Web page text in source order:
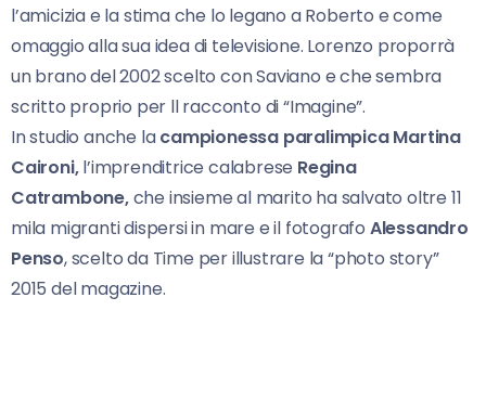
l’amicizia e la stima che lo legano a Roberto e come
omaggio alla sua idea di televisione. Lorenzo proporrà
un brano del 2002 scelto con Saviano e che sembra
scritto proprio per ll racconto di “Imagine”.
In studio anche lacampionessa paralimpica Martina
Caironi,l’imprenditrice calabrese Regina
Catrambone,che insieme al marito ha salvato oltre 11
mila migranti dispersi in mare e il fotografo Alessandro
Penso, scelto da Time per illustrare la “photo story”
2015 del magazine.